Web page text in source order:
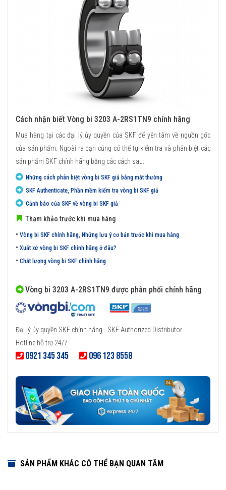
Cách nhận biết Vòng bi 3203 A-2RS1TN9 chính hãng
Mua hàng tại các đại lý ủy quyền của SKF để yên tâm về nguồn gốc
của sản phẩm. Ngoài ra bạn cũng có thể tự kiểm tra và phân biệt các
sản phẩm SKF chính hãng bằng các cách sau:
Những cách phân biệt vòng bi SKF giả bằng mắt thường
SKF Authenticate, Phần mềm kiểm tra vòng bi SKF giả
Cảnh báo của SKF về vòng bi SKF giả
Tham khảo trước khi mua hãng
• Vòng bi SKF chính hãng, Những lưu ý cơ bản trước khi mua hàng
• Xuất xứ vòng bi SKF chính hãng ở đâu?
• Chất lượng vòng bi SKF chính hãng
Vòng bi 3203 A-2RS1TN9 được phân phối chính hãng
Đại lý ủy quyền SKF chính hãng - SKF Authorized Distributor
Hotline hỗ trợ 24/7
0921 345 345 096 123 8558
SẢN PHẨM KHÁC CÓ THỂ BẠN QUAN TÂM